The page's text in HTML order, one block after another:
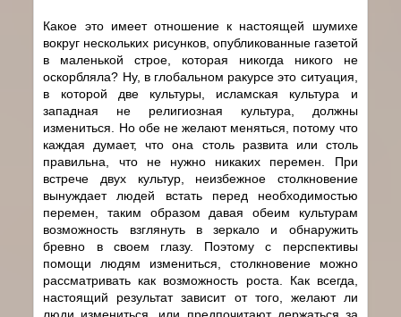
Какое это имеет отношение к настоящей шумихе
вокруг нескольких рисунков, опубликованные газетой
в маленькой строе, которая никогда никого не
оскорбляла? Ну, в глобальном ракурсе это ситуация,
в которой две культуры, исламская культура и
западная не религиозная культура, должны
измениться. Но обе не желают меняться, потому что
каждая думает, что она столь развита или столь
правильна, что не нужно никаких перемен. При
встрече двух культур, неизбежное столкновение
вынуждает людей встать перед необходимостью
перемен, таким образом давая обеим культурам
возможность взглянуть в зеркало и обнаружить
бревно в своем глазу. Поэтому с перспективы
помощи людям измениться, столкновение можно
рассматривать как возможность роста. Как всегда,
настоящий результат зависит от того, желают ли
люди измениться, или предпочитают держаться за